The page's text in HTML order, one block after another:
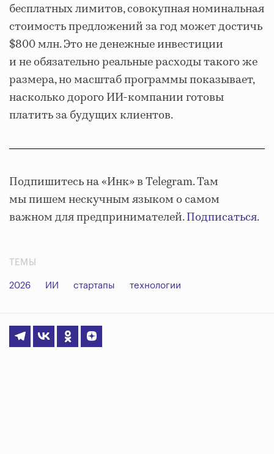
бесплатных лимитов, совокупная номинальная
стоимость предложений за год может достичь
$800 млн. Это не денежные инвестиции
и не обязательно реальные расходы такого же
размера, но масштаб программы показывает,
насколько дорого ИИ-компании готовы
платить за будущих клиентов.
Подпишитесь на «Инк» в Telegram. Там
мы пишем нескучным языком о самом
важном для предпринимателей.Подписаться.
ТЕМЫ
2026 ИИ стартапы технологии